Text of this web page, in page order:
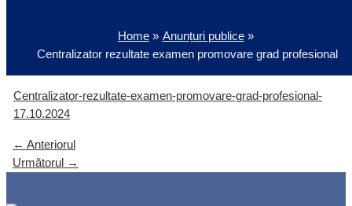
Home
Anunțuri publice
Centralizator rezultate examen promovare grad profesional
Centralizator-rezultate-examen-promovare-grad-profesional-
17.10.2024
← Anteriorul
Următorul
→